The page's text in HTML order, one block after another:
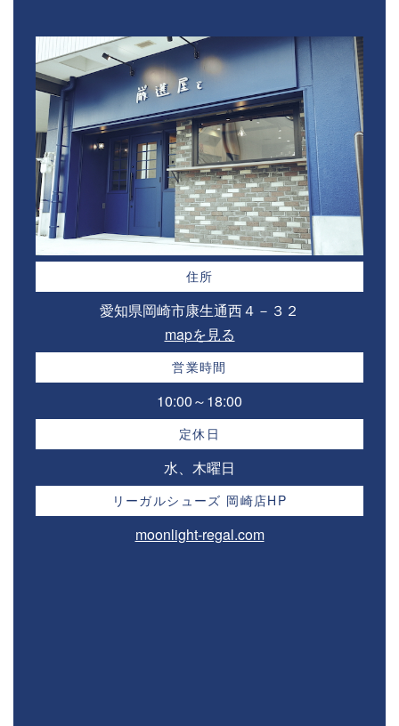
住所
愛知県岡崎市康生通西４－３２⁣
mapを見る
営業時間
10:00～18:00⁣
定休日
水、木曜日
リーガルシューズ 岡崎店HP
moonlight-regal.com